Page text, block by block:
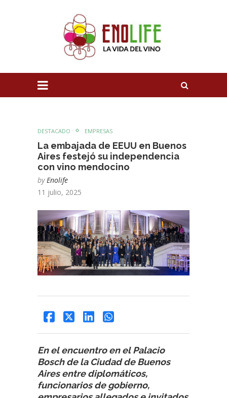
DESTACADO EMPRESAS
La embajada de EEUU en Buenos
Aires festejó su independencia
con vino mendocino
by Enolife
11 julio, 2025
En el encuentro en el Palacio
Bosch de la Ciudad de Buenos
Aires entre diplomáticos,
funcionarios de gobierno,